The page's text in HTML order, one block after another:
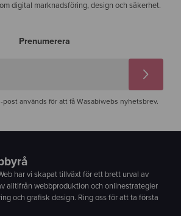
digital marknadsföring, design och säkerhet.
Prenumerera
post används för att få Wasabiwebs nyhetsbrev.
har vi skapat tillväxt för ett brett urval av
alltifrån webbproduktion och onlinestrategier
och grafisk design. Ring oss för att ta första